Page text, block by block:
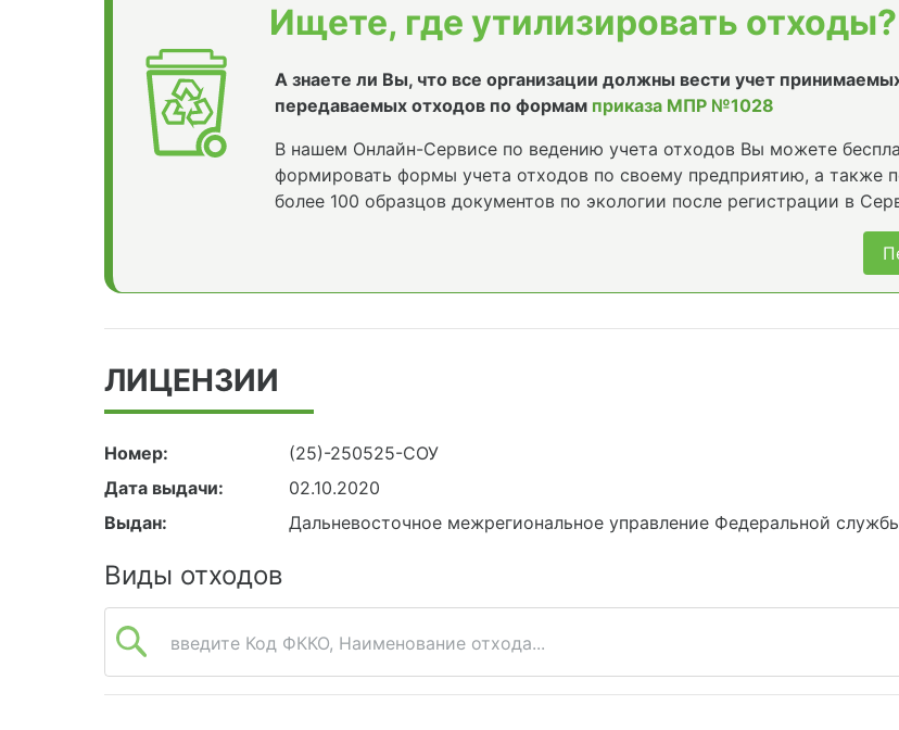
Ищете, где утилизировать отходы?
А знаете ли Вы, что все организации должны вести учет
передаваемых отходов по формам приказа МПР №1028
В нашем Онлайн-Сервисе по ведению учета отходов Вы можете
формировать формы учета отходов по своему предприятию, а также
более 100 образцов документов по экологии после регистрации в
ЛИЦЕНЗИИ
Номер:
(25)-250525-СОУ
Дата выдачи:
02.10.2020
Выдан:
Дальневосточное межрегиональное управление Федеральной
Виды отходов
введите Код ФККО, Наименование отхода...